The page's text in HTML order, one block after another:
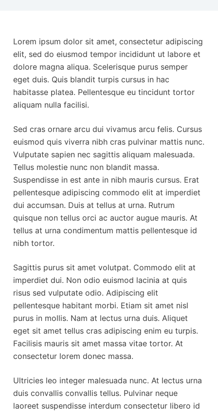
Lorem ipsum dolor sit amet, consectetur adipiscing
elit, sed do eiusmod tempor incididunt ut labore et
dolore magna aliqua. Scelerisque purus semper
eget duis. Quis blandit turpis cursus in hac
habitasse platea. Pellentesque eu tincidunt tortor
aliquam nulla facilisi.
Sed cras ornare arcu dui vivamus arcu felis. Cursus
euismod quis viverra nibh cras pulvinar mattis nunc.
Vulputate sapien nec sagittis aliquam malesuada.
Tellus molestie nunc non blandit massa.
Suspendisse in est ante in nibh mauris cursus. Erat
pellentesque adipiscing commodo elit at imperdiet
dui accumsan. Duis at tellus at urna. Rutrum
quisque non tellus orci ac auctor augue mauris. At
tellus at urna condimentum mattis pellentesque id
nibh tortor.
Sagittis purus sit amet volutpat. Commodo elit at
imperdiet dui. Non odio euismod lacinia at quis
risus sed vulputate odio. Adipiscing elit
pellentesque habitant morbi. Etiam sit amet nisl
purus in mollis. Nam at lectus urna duis. Aliquet
eget sit amet tellus cras adipiscing enim eu turpis.
Facilisis mauris sit amet massa vitae tortor. At
consectetur lorem donec massa.
Ultricies leo integer malesuada nunc. At lectus urna
duis convallis convallis tellus. Pulvinar neque
laoreet suspendisse interdum consectetur libero id